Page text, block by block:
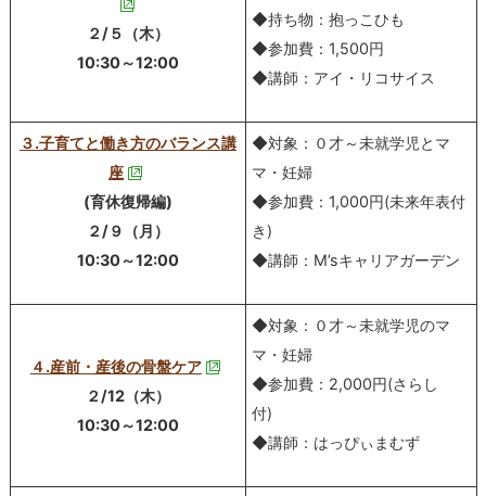
２/５（木）
10:30～12:00
◆持ち物：抱っこひも
◆参加費：1,500円
◆講師：アイ・リコサイス
３.子育てと働き方のバランス講
座
(育休復帰編)
２/９（月）
10:30～12:00
◆対象：０才～未就学児とマ
マ・妊婦
◆参加費：1,000円(未来年表付
き)
◆講師：M’sキャリアガーデン
４.産前・産後の骨盤ケア
２/12（木）
10:30～12:00
◆対象：０才～未就学児のマ
マ・妊婦
◆参加費：2,000円(さらし
付)
◆講師：はっぴぃまむず